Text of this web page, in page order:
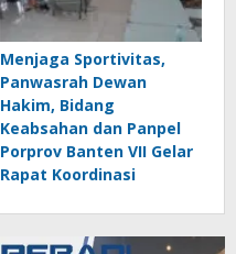
Menjaga Sportivitas,
Panwasrah Dewan
Hakim, Bidang
Keabsahan dan Panpel
Porprov Banten VII Gelar
Rapat Koordinasi